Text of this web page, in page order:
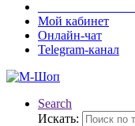
Мой кабинет
Онлайн-чат
Telegram-канал
Search
Искать: